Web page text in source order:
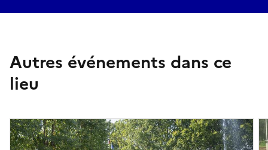
Autres événements dans ce
lieu